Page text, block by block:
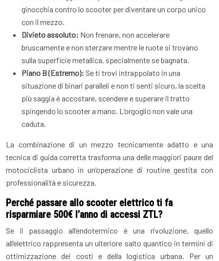
ginocchia contro lo scooter per diventare un corpo unico
con il mezzo.
Divieto assoluto: Non frenare, non accelerare
bruscamente e non sterzare mentre le ruote si trovano
sulla superficie metallica, specialmente se bagnata.
Piano B (Estremo): Se ti trovi intrappolato in una
situazione di binari paralleli e non ti senti sicuro, la scelta
più saggia è accostare, scendere e superare il tratto
spingendo lo scooter a mano. L’orgoglio non vale una
caduta.
La combinazione di un mezzo tecnicamente adatto e una
tecnica di guida corretta trasforma una delle maggiori paure del
motociclista urbano in un’operazione di routine gestita con
professionalità e sicurezza.
Perché passare allo scooter elettrico ti fa
risparmiare 500€ l’anno di accessi ZTL?
Se il passaggio all’endotermico è una rivoluzione, quello
all’elettrico rappresenta un ulteriore salto quantico in termini di
ottimizzazione dei costi e della logistica urbana. Per un